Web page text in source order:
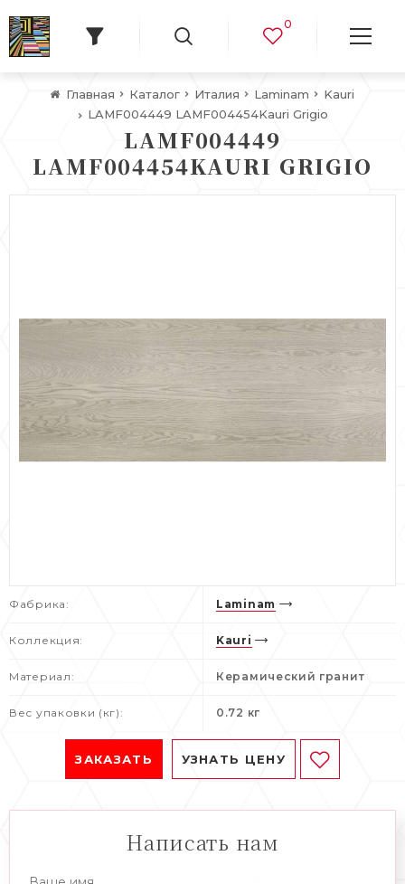
0
Главная Каталог Италия Laminam
Kauri
LAMF004449 LAMF004454Kauri Grigio
LAMF004449
LAMF004454KAURI GRIGIO
Фабрика: Laminam
Коллекция: Kauri
Материал: Керамический гранит
Вес упаковки (кг): 0.72 кг
ЗАКАЗАТЬ УЗНАТЬ ЦЕНУ
Написать нам